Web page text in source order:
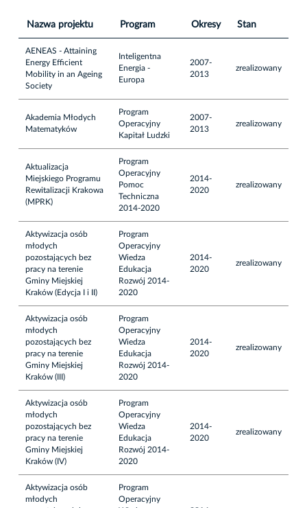
Nazwa projektu Program Okresy Stan
AENEAS - Attaining
Energy Efficient
Mobility in an Ageing
Society
Inteligentna
Energia -
Europa
2007-
2013
zrealizowany
Akademia Młodych
Matematyków
Program
Operacyjny
Kapitał Ludzki
2007-
2013
zrealizowany
Aktualizacja
Miejskiego Programu
Rewitalizacji Krakowa
(MPRK)
Program
Operacyjny
Pomoc
Techniczna
2014-2020
2014-
2020
zrealizowany
Aktywizacja osób
młodych
pozostających bez
pracy na terenie
Gminy Miejskiej
Kraków (Edycja I i II)
Program
Operacyjny
Wiedza
Edukacja
Rozwój 2014-
2020
2014-
2020
zrealizowany
Aktywizacja osób
młodych
pozostających bez
pracy na terenie
Gminy Miejskiej
Kraków (III)
Program
Operacyjny
Wiedza
Edukacja
Rozwój 2014-
2020
2014-
2020
zrealizowany
Aktywizacja osób
młodych
pozostających bez
pracy na terenie
Gminy Miejskiej
Kraków (IV)
Program
Operacyjny
Wiedza
Edukacja
Rozwój 2014-
2020
2014-
2020
zrealizowany
Aktywizacja osób
młodych
Program
Operacyjny